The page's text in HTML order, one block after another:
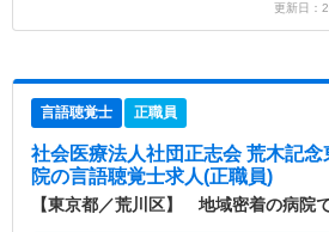
更新日：
言語聴覚士 正職員
社会医療法人社団正志会 荒木記
院の言語聴覚士求人(正職員)
【東京都／荒川区】 地域密着の病院